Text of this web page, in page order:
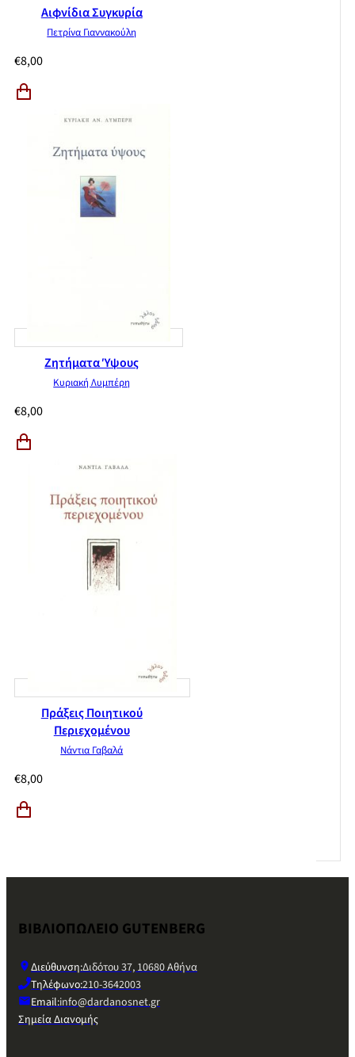
Αιφνίδια Συγκυρία
Πετρίνα Γιαννακούλη
€8,00
Ζητήματα Ύψους
Κυριακή Λυμπέρη
€8,00
Πράξεις Ποιητικού
Περιεχομένου
Νάντια Γαβαλά
€8,00
ΒΙΒΛΙΟΠΩΛΕΙΟ GUTENBERG
Διεύθυνση:Διδότου 37, 10680 Αθήνα
Τηλέφωνο:210-3642003
Email:info@dardanosnet.gr
Σημεία Διανομής